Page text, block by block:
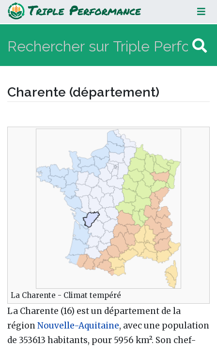
Charente (département)
Charente (département)
La Charente - Climat tempéré
La Charente (16) est un département de la
régionNouvelle-Aquitaine, avec une population
de 353613 habitants, pour 5956 km². Son chef-